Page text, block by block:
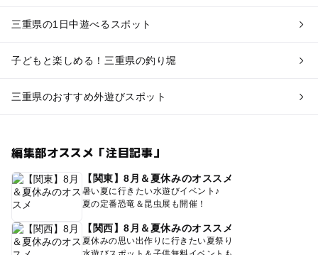
三重県の1日中遊べるスポット
子どもと楽しめる！三重県の釣り堀
三重県のおすすめ外遊びスポット
編集部オススメ「注目記事」
【関東】8月＆夏休みのオススメ
暑い夏に行きたい水遊びイベント♪
夏の定番恐竜＆昆虫展も開催！
【関西】8月＆夏休みのオススメ
夏休みの思い出作りに行きたい夏祭り